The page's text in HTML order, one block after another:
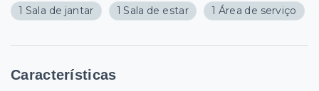
1 Sala de jantar 1 Sala de estar 1 Área de serviço
Características